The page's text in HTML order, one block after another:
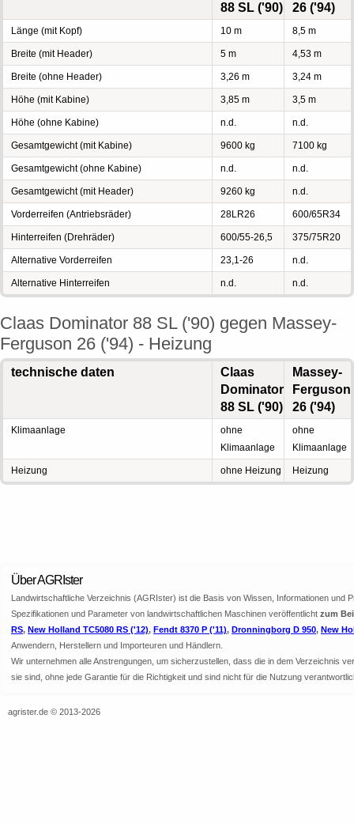
88 SL ('90)
26 ('94)
Länge (mit Kopf) 10 m 8,5 m
Breite (mit Header) 5 m 4,53 m
Breite (ohne Header) 3,26 m 3,24 m
Höhe (mit Kabine) 3,85 m 3,5 m
Höhe (ohne Kabine) n.d. n.d.
Gesamtgewicht (mit Kabine) 9600 kg 7100 kg
Gesamtgewicht (ohne Kabine) n.d. n.d.
Gesamtgewicht (mit Header) 9260 kg n.d.
Vorderreifen (Antriebsräder) 28LR26 600/65R34
Hinterreifen (Drehräder) 600/55-26,5 375/75R20
Alternative Vorderreifen 23,1-26 n.d.
Alternative Hinterreifen n.d. n.d.
Claas Dominator 88 SL ('90) gegen Massey-
Ferguson 26 ('94) - Heizung
technische daten
Claas
Dominator
88 SL ('90)
Massey-
Ferguson
26 ('94)
Klimaanlage
ohne
Klimaanlage
ohne
Klimaanlage
Heizung ohne Heizung Heizung
Über AGRIster
Landwirtschaftliche Verzeichnis (AGRIster) ist die Basis von Wissen, Informationen
Spezifikationen und Parameter von landwirtschaftlichen Maschinen veröffentlicht zum
RS, New Holland TC5080 RS ('12), Fendt 8370 P ('11), Dronningborg D 950, New
Anwendern, Herstellern und Importeuren und Händlern.
Wir unternehmen alle Anstrengungen, um sicherzustellen, dass die in dem Verzeichnis
sie sind, ohne jede Garantie für die Richtigkeit und sind nicht für die Nutzung
agrister.de © 2013-2026